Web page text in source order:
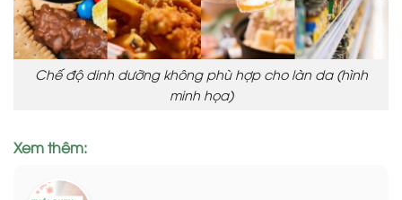
Chế độ dinh dưỡng không phù hợp cho làn da (hình
minh họa)
Xem thêm: